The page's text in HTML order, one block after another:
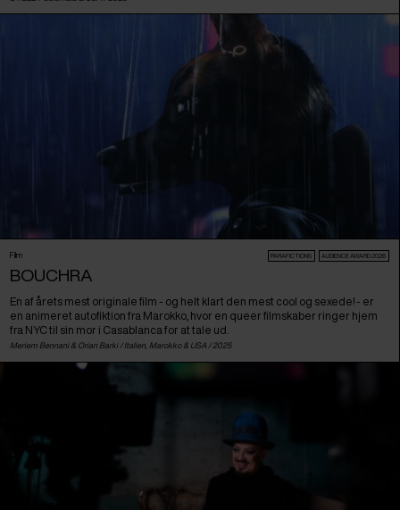
Film PARAFICTIONS AUDIENCE AWARD 2026
BOUCHRA
En af årets mest originale film - og helt klart den mest cool og sexede! - er
en animeret autofiktion fra Marokko, hvor en queer filmskaber ringer hjem
fra NYC til sin mor i Casablanca for at tale ud.
Meriem Bennani & Orian Barki / Italien Marokko& USA / 2025